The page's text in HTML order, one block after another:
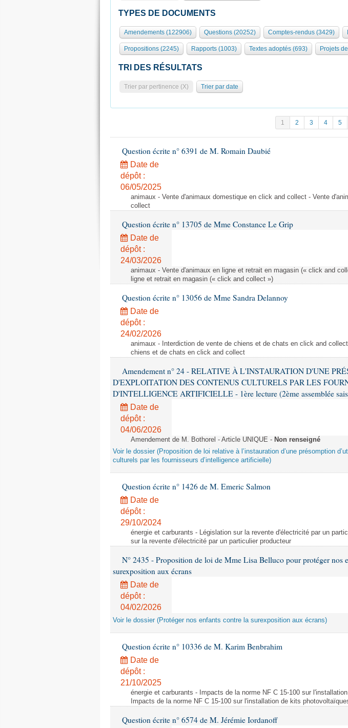
TYPES DE DOCUMENTS
Amendements (122906) Questions (20252) Comptes-rendus (3429)
Propositions (2245) Rapports (1003) Textes adoptés (693) Projets
TRI DES RÉSULTATS
Trier par pertinence (X) Trier par date
1 2 3 4 5
Question écrite n° 6391 de M. Romain Daubié
Date de
dépôt :
06/05/2025
animaux - Vente d'animaux domestique en click and collect - Vente
collect
Question écrite n° 13705 de Mme Constance Le Grip
Date de
dépôt :
24/03/2026
animaux - Vente d'animaux en ligne et retrait en magasin (« click and
ligne et retrait en magasin (« click and collect »)
Question écrite n° 13056 de Mme Sandra Delannoy
Date de
dépôt :
24/02/2026
animaux - Interdiction de vente de chiens et de chats en click and
chiens et de chats en click and collect
Amendement n° 24 - RELATIVE À L'INSTAURATION D'UNE
D'EXPLOITATION DES CONTENUS CULTURELS PAR LES
D'INTELLIGENCE ARTIFICIELLE - 1ère lecture (2ème assemblée
Date de
dépôt :
04/06/2026
Amendement de M. Bothorel - Article UNIQUE - Non renseigné
Voir le dossier (Proposition de loi relative à l’instauration d’une présomption
culturels par les fournisseurs d’intelligence artificielle)
Question écrite n° 1426 de M. Emeric Salmon
Date de
dépôt :
29/10/2024
énergie et carburants - Législation sur la revente d'électricité par un
sur la revente d'électricité par un particulier producteur
N° 2435 - Proposition de loi de Mme Lisa Belluco pour protéger nos
surexposition aux écrans
Date de
dépôt :
04/02/2026
Voir le dossier (Protéger nos enfants contre la surexposition aux écrans)
Question écrite n° 10336 de M. Karim Benbrahim
Date de
dépôt :
21/10/2025
énergie et carburants - Impacts de la norme NF C 15-100 sur
Impacts de la norme NF C 15-100 sur l'installation de kits
Question écrite n° 6574 de M. Jérémie Iordanoff